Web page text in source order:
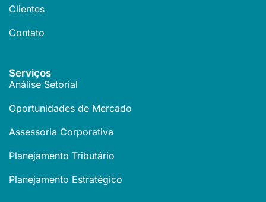
Clientes
Contato
Serviços
Análise Setorial
Oportunidades de Mercado
Assessoria Corporativa
Planejamento Tributário
Planejamento Estratégico